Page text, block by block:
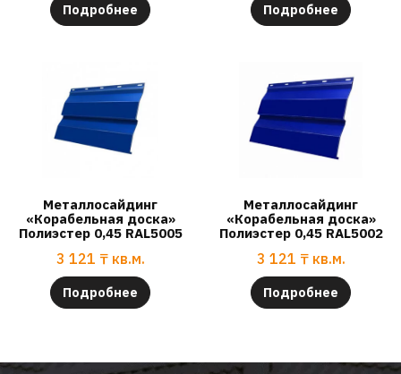
Подробнее Подробнее
Металлосайдинг
«Корабельная доска»
Полиэстер 0,45 RAL5005
3 121 ₸ кв.м.
Подробнее
Металлосайдинг
«Корабельная доска»
Полиэстер 0,45 RAL5002
3 121 ₸ кв.м.
Подробнее